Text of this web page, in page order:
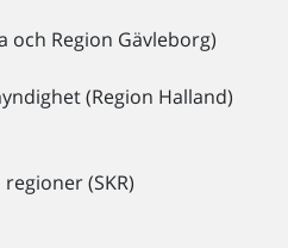
och Region Gävleborg)
(Region Halland)
(SKR)